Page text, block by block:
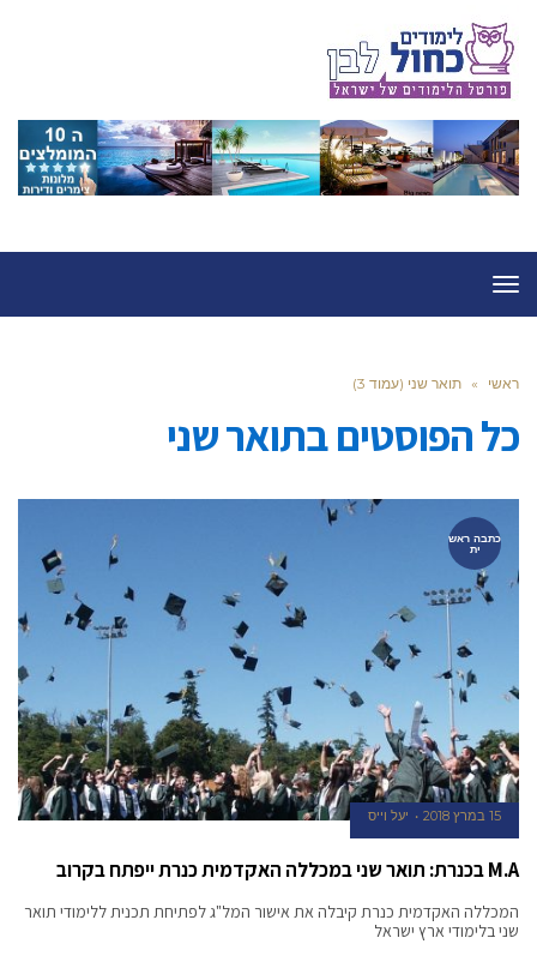
תפריט
ראשי » תואר שני (עמוד 3)
כל הפוסטים בתואר שני
כתבה ראש
ית
15 במרץ 2018 יעל וייס
M.A בכנרת: תואר שני במכללה האקדמית כנרת ייפתח בקרוב
המכללה האקדמית כנרת קיבלה את אישור המל"ג לפתיחת תכנית ללימודי תואר
שני בלימודי ארץ ישראל